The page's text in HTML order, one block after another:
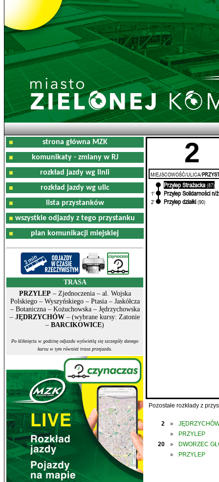
strona główna MZK
komunikaty - zmiany w RJ
rozkład jazdy wg linii
rozkład jazdy wg ulic
lista przystanków
wszystkie odjazdy z tego przystanku
plan komunikacji miejskiej
TRASA
PRZYLEP – Zjednoczenia – al. Wojska
Polskiego – Wyszyńskiego – Ptasia – Jaskółcza
– Botaniczna – Kożuchowska – Jędrzychowska
– JĘDRZYCHÓW – (wybrane kursy: Zatonie
– BARCIKOWICE)
Po kliknięciu w godzinę odjazdu wyświetlą się szczegóły danego
kursu w tym również trasa przejazdu.
2
MIEJSCOWOŚĆ/ULICA/
Przylep Strażacka (87)
1'
Przylep Solidarności n/ż
2' Przylep działki (90)
Pozostałe rozkłady z
2 »
»
PRZYLEP
20
» DWORZEC
» PRZYLEP